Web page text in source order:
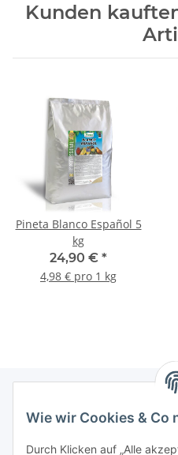
Wie wir Cookies & Co
Durch Klicken auf „Alle
Kunden
Pineta Blanco Español 5
kg
24,90 € *
4,98 € pro 1 kg
Informationen